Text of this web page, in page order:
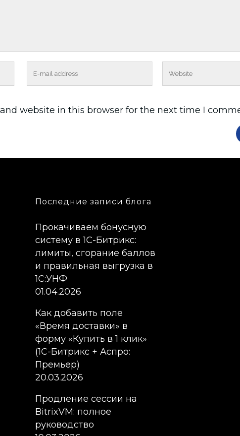
website in this browser for the next time I
Последние записи блога
Прокачиваем бонусную
систему в 1С-Битрикс:
лимиты, сгорание баллов
и правильная выгрузка в
1С:УНФ
01.04.2026
Как добавить поле
«Время доставки» в
форму «Купить в 1 клик»
(1С-Битрикс + Аспро:
Премьер)
20.03.2026
Продление сессии на
BitrixVM: полное
руководство